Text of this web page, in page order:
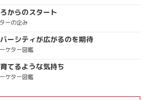
からのスタート
ーの企み
ーシティが広がるのを期待
ケター図鑑
てるような気持ち
ケター図鑑